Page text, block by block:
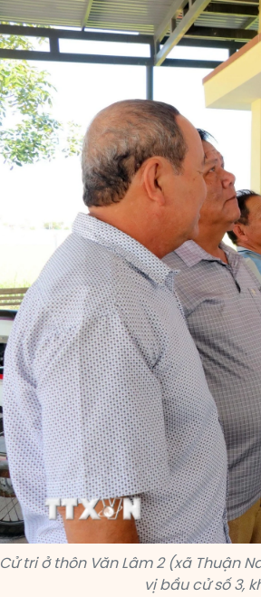
Cử tri ở thôn Văn Lâm 2 (xã Thuận
vị bầu cử số 3,